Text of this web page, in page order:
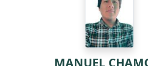
MANUEL